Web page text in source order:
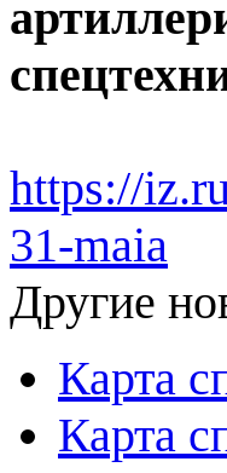
https://
31-maia
Другие
Карта
Карта